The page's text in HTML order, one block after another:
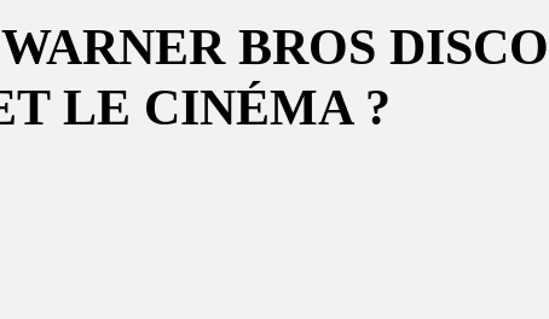
BROS
LE CINÉMA ?